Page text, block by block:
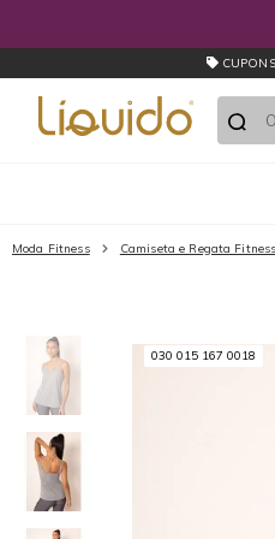
CUPONS
Moda Fitness Camiseta e Regata Fitness
030 015 167 0018